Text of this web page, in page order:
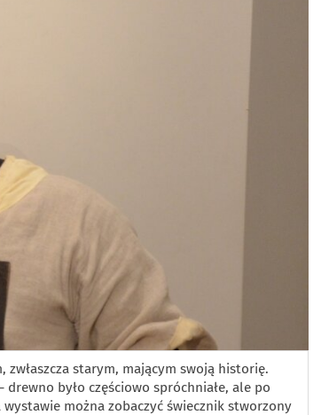
starym, mającym swoją historię.
było częściowo spróchniałe, ale po
można zobaczyć świecznik stworzony